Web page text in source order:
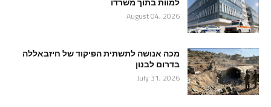
August 04, 2026
מכה אנושה לתשתית הפיקוד של חיזבאללה
בדרום לבנון
July 31, 2026